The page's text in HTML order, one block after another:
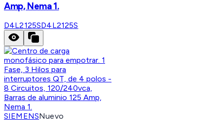
Amp, Nema 1.
D4L2125SD4L2125S
SIEMENSNuevo